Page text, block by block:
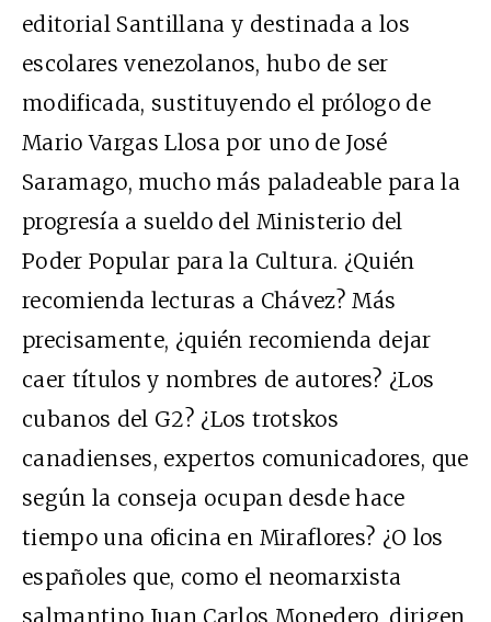
editorial Santillana y destinada a los
escolares venezolanos, hubo de ser
modificada, sustituyendo el prólogo de
Mario Vargas Llosa por uno de José
Saramago, mucho más paladeable para la
progresía a sueldo del Ministerio del
Poder Popular para la Cultura. ¿Quién
recomienda lecturas a Chávez? Más
precisamente, ¿quién recomienda dejar
caer títulos y nombres de autores? ¿Los
cubanos del G2? ¿Los trotskos
canadienses, expertos comunicadores, que
según la conseja ocupan desde hace
tiempo una oficina en Miraflores? ¿O los
españoles que, como el neomarxista